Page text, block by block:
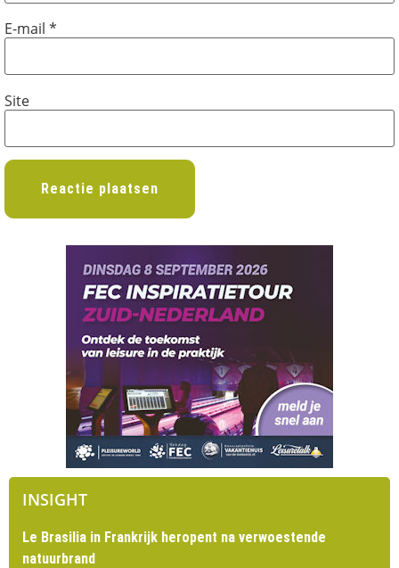
E-mail *
Site
INSIGHT
Le Brasilia in Frankrijk heropent na verwoestende
natuurbrand